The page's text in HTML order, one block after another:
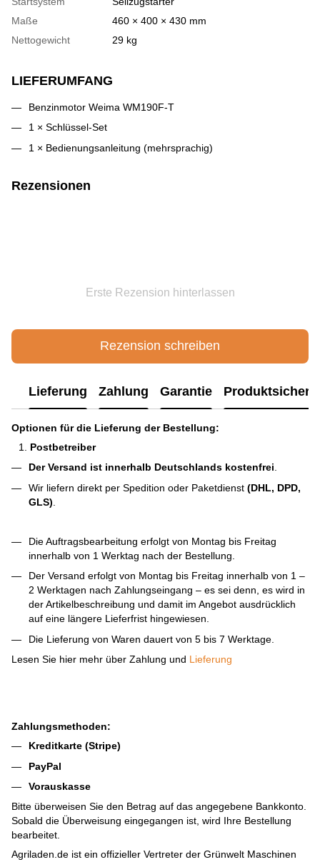
Maße
460 × 400 × 430 mm
Nettogewicht
29 kg
LIEFERUMFANG
Benzinmotor Weima WM190F-T
1 × Schlüssel-Set
1 × Bedienungsanleitung (mehrsprachig)
Rezensionen
Erste Rezension hinterlassen
Rezension schreiben
Lieferung Zahlung Garantie
Optionen für die Lieferung der Bestellung:
Postbetreiber
Der Versand ist innerhalb Deutschlands kostenfrei
Wir liefern direkt per Spedition oder Paketdienst (DHL, DPD,
GLS)
Die Auftragsbearbeitung erfolgt von Montag bis Freitag
innerhalb von 1 Werktag nach der Bestellung.
Der Versand erfolgt von Montag bis Freitag innerhalb von 1 –
2 Werktagen nach Zahlungseingang – es sei denn, es wird in
der Artikelbeschreibung und damit im Angebot ausdrücklich
auf eine längere Lieferfrist hingewiesen.
Die Lieferung von Waren dauert von 5 bis 7 Werktage.
Lesen Sie hier mehr über Zahlung und Lieferung
Zahlungsmethoden:
Kreditkarte (Stripe)
PayPal
Vorauskasse
Bitte überweisen Sie den Betrag auf das angegebene Bankkonto.
Sobald die Überweisung eingegangen ist, wird Ihre Bestellung
bearbeitet.
Agriladen.de ist ein offizieller Vertreter der Grünwelt Maschinen